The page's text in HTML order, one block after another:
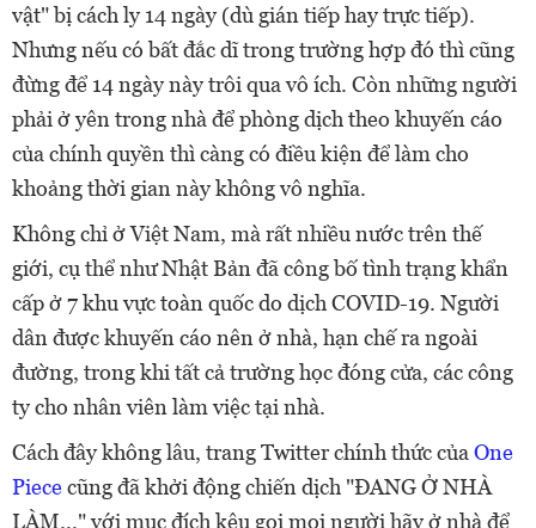
vật" bị cách ly 14 ngày (dù gián tiếp hay trực tiếp).
Nhưng nếu có bất đắc dĩ trong trường hợp đó thì cũng
đừng để 14 ngày này trôi qua vô ích. Còn những người
phải ở yên trong nhà để phòng dịch theo khuyến cáo
của chính quyền thì càng có điều kiện để làm cho
khoảng thời gian này không vô nghĩa.
Không chỉ ở Việt Nam, mà rất nhiều nước trên thế
giới, cụ thể như Nhật Bản đã công bố tình trạng khẩn
cấp ở 7 khu vực toàn quốc do dịch COVID-19. Người
dân được khuyến cáo nên ở nhà, hạn chế ra ngoài
đường, trong khi tất cả trường học đóng cửa, các công
ty cho nhân viên làm việc tại nhà.
Cách đây không lâu, trang Twitter chính thức của One
Piececũng đã khởi động chiến dịch "ĐANG Ở NHÀ
LÀM..." với mục đích kêu gọi mọi người hãy ở nhà để